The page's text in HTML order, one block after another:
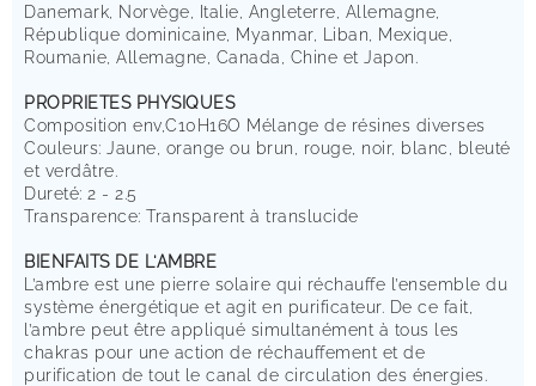
Danemark, Norvège, Italie, Angleterre, Allemagne,
République dominicaine, Myanmar, Liban, Mexique,
Roumanie, Allemagne, Canada, Chine et Japon.
PROPRIETES PHYSIQUES
Composition env,C10H16O Mélange de résines diverses
Couleurs: Jaune, orange ou brun, rouge, noir, blanc, bleuté
et verdâtre.
Dureté: 2 - 2.5
Transparence: Transparent à translucide
BIENFAITS DE L'AMBRE
L’ambre est une pierre solaire qui réchauffe l’ensemble du
système énergétique et agit en purificateur. De ce fait,
l’ambre peut être appliqué simultanément à tous les
chakras pour une action de réchauffement et de
purification de tout le canal de circulation des énergies.